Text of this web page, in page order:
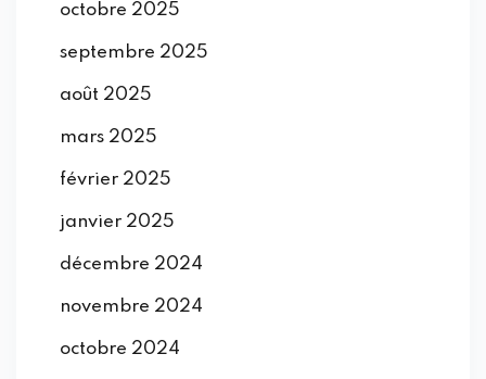
octobre 2025
septembre 2025
août 2025
mars 2025
février 2025
janvier 2025
décembre 2024
novembre 2024
octobre 2024